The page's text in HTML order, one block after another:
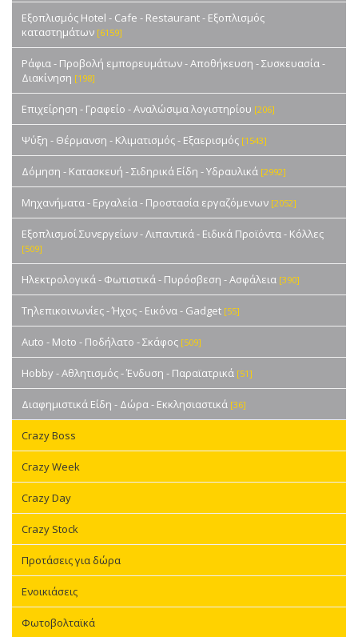
Εξοπλισμός Hotel - Cafe - Restaurant - Εξοπλισμός
καταστημάτων [6159]
Ράφια - Προβολή εμπορευμάτων - Αποθήκευση - Συσκευασία -
Διακίνηση [198]
Επιχείρηση - Γραφείο - Αναλώσιμα λογιστηρίου [206]
Ψύξη - Θέρμανση - Κλιματισμός - Εξαερισμός [1543]
Δόμηση - Κατασκευή - Σιδηρικά Είδη - Υδραυλικά [2992]
Μηχανήματα - Εργαλεία - Προστασία εργαζόμενων [2052]
Εξοπλισμοί Συνεργείων - Λιπαντικά - Ειδικά Προϊόντα - Κόλλες
[509]
Ηλεκτρολογικά - Φωτιστικά - Πυρόσβεση - Ασφάλεια [390]
Τηλεπικοινωνίες - Ήχος - Εικόνα - Gadget [55]
Auto - Moto - Ποδήλατο - Σκάφος [509]
Hobby - Αθλητισμός - Ένδυση - Παραϊατρικά [51]
Διαφημιστικά Είδη - Δώρα - Εκκλησιαστικά [36]
Crazy Boss
Crazy Week
Crazy Day
Crazy Stock
Προτάσεις για δώρα
Ενοικιάσεις
Φωτοβολταϊκά